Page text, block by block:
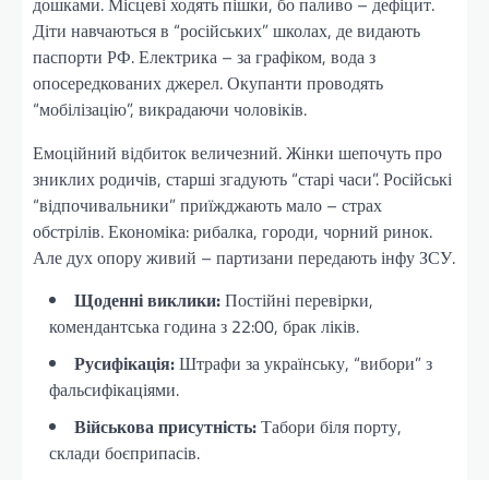
Діти навчаються в “російських” школах, де видають
паспорти РФ. Електрика – за графіком, вода з
опосередкованих джерел. Окупанти проводять
“мобілізацію”, викрадаючи чоловіків.
Емоційний відбиток величезний. Жінки шепочуть про
зниклих родичів, старші згадують “старі часи”. Російські
“відпочивальники” приїжджають мало – страх
обстрілів. Економіка: рибалка, городи, чорний ринок.
Але дух опору живий – партизани передають інфу ЗСУ.
Щоденні виклики:Постійні перевірки,
комендантська година з 22:00, брак ліків.
Русифікація:Штрафи за українську, “вибори” з
фальсифікаціями.
Військова присутність:Табори біля порту,
склади боєприпасів.